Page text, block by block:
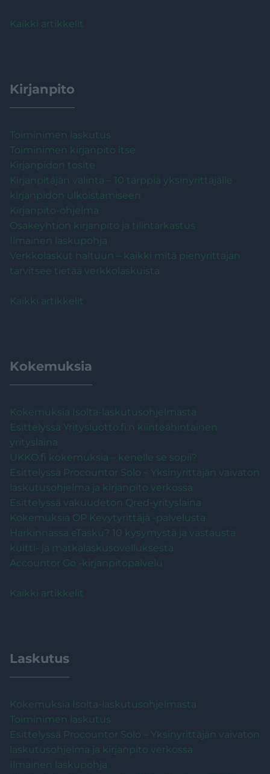
Kaikki artikkelit
Kirjanpito
Toiminimen laskutus
Toiminimen kirjanpito itse
Kirjanpidon tosite
Kirjanpitäjän valinta – 10 tärppiä yksinyrittäjälle
kirjanpidon ulkoistamiseen
Kirjanpito-ohjelma
Osakeyhtiön kirjanpito ja tilintarkastus
Ilmainen laskupohja
Verkkolaskut haltuun – kaikki mitä pienyrittäjän
tarvitsee tietää verkkolaskuista
Kaikki artikkelit
Kokemuksia
Kokemuksia Isolta-laskutusohjelmasta
Esittelyssä Yritysluotto.fi:n kiinteähintainen
yrityslaina
UKKO.fi kokemuksia – kenelle se sopii?
Esittelyssä Procountor Solo – Yksinyrittäjän vaivaton
laskutusohjelma ja kirjanpito verkossa
Esittelyssä vakuudeton Qred-yrityslaina
Kokemuksia OP Kevytyrittäjä -palvelusta
Harkinnassa eTasku? 10 kysymystä ja vastausta
kuitti- ja matkalaskusovelluksesta
Accountor Go -kirjanpitopalvelu
Kaikki artikkelit
Laskutus
Kokemuksia Isolta-laskutusohjelmasta
Toiminimen laskutus
Esittelyssä Procountor Solo – Yksinyrittäjän vaivaton
laskutusohjelma ja kirjanpito verkossa
Ilmainen laskupohja